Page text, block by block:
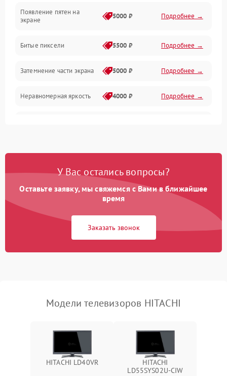
Сигнал и приём каналов
Механические повреждения
Программное обеспечение
Сеть и подключения
Аудио
Сетевая
Появление пятен на
экране
5000 ₽ Подробнее →
Битые пиксели 5500 ₽ Подробнее →
Затемнение части экрана 5000 ₽ Подробнее →
Неравномерная яркость 4000 ₽ Подробнее →
У Вас остались вопросы?
Оставьте заявку, мы свяжемся с Вами в ближайшее
время
Заказать звонок
Модели телевизоров HITACHI
HITACHI LD40VR
HITACHI
LD55SYS02U-CIW